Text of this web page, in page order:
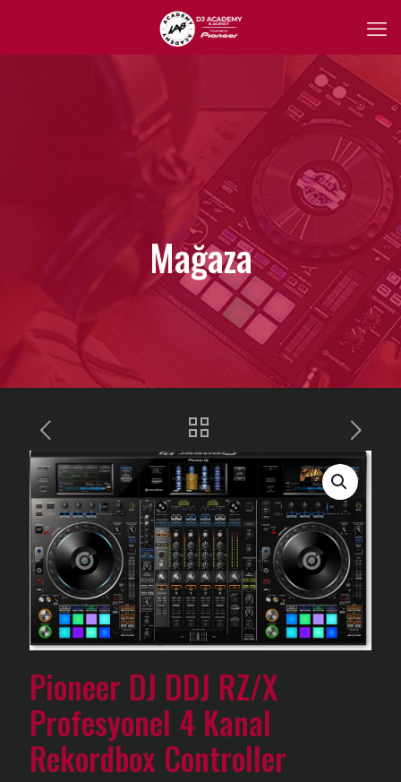
Mağaza
Pioneer DJ DDJ RZ/X
Profesyonel 4 Kanal
Rekordbox Controller